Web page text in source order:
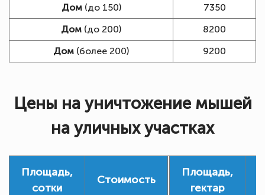
Дом(до 150)
7350
Дом (до 200)
8200
Дом (более 200) 9200
Цены на уничтожение мышей
на уличных участках
Площадь,
сотки
Стоимость
Площадь,
гектар